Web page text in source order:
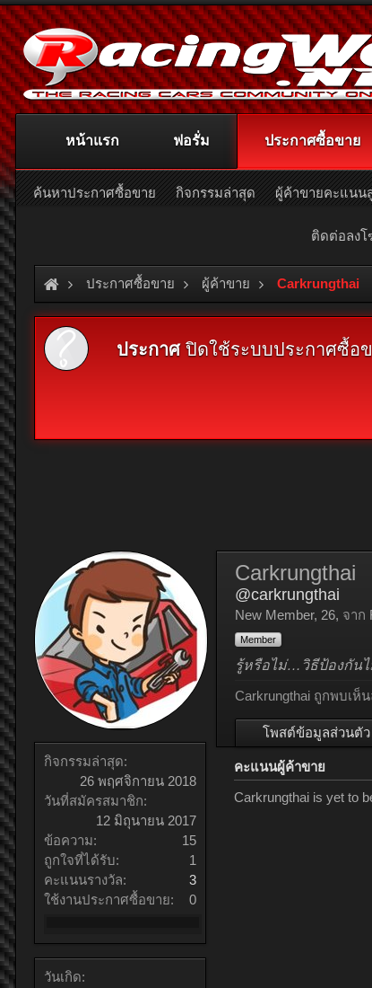
ติดต่อลง
ประกาศซื้อขาย ผู้ค้าขาย Carkrungthai
ประกาศปิดใช้ระบบประกาศซื้อข
กิจกรรมล่าสุด:
26 พฤศจิกายน 2018
วันที่สมัครสมาชิก:
12 มิถุนายน 2017
ข้อความ:
15
ถูกใจที่ได้รับ:
1
คะแนนรางวัล:
3
ใช้งานประกาศซื้อขาย:
0
วันเกิด:
Carkrungthai
@carkrungthai
New Member, 26, จาก
Member
รู้หรือไม่…วิธีป้องกัน
Carkrungthai ถูกพบเห็
โพสต์ข้อมูลส่วนตัว
คะแนนผู้ค้าขาย
Carkrungthai is yet to
หน้าแรก ฟอรั่ม ประกาศซื้อขาย
ค้นหาประกาศซื้อขาย กิจกรรมล่าสุด ผู้ค้าขายคะแนน